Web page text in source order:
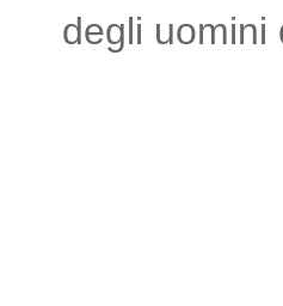
degli uomini